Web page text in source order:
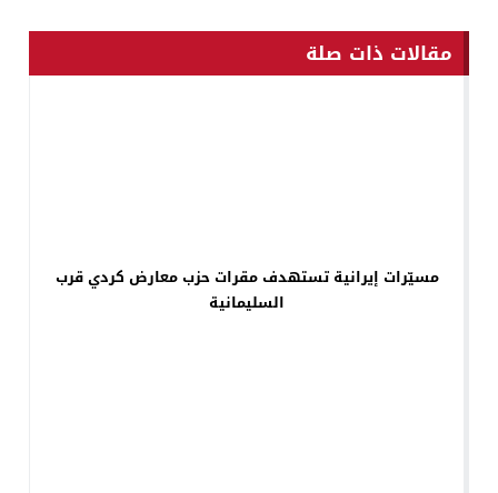
مقالات ذات صلة
مسيّرات إيرانية تستهدف مقرات حزب معارض كردي قرب
السليمانية